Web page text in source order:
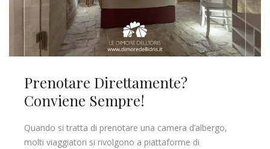
Prenotare Direttamente?
Conviene Sempre!
Quando si tratta di prenotare una camera d’albergo,
molti viaggiatori si rivolgono a piattaforme di